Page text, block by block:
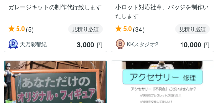
ガレージキットの制作代行致します
5.0(5)
見積り必須
天乃彩都紀
3,000 円
小ロット対応社章、バッジを制作い
たします
5.0(34)
見積り必須
KKスタジオ2
10,000 円